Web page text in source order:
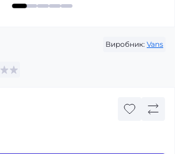
Виробник: Vans